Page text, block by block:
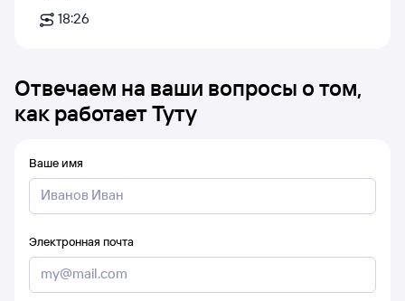
18:26
Отвечаем на ваши вопросы о том,
как работает Туту
Ваше имя
Электронная почта